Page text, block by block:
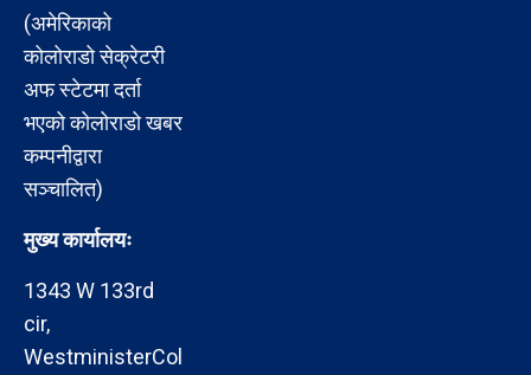
(अमेरिकाको
कोलोराडो सेक्रेटरी
अफ स्टेटमा दर्ता
भएको कोलोराडो खबर
कम्पनीद्वारा
सञ्चालित)
मुख्य कार्यालयः
1343 W 133rd
cir,
WestministerCol